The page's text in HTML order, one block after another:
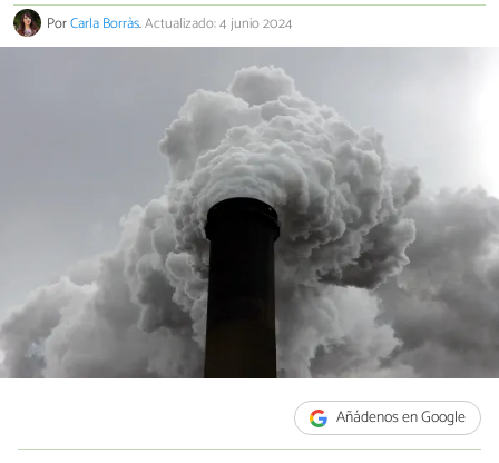
PorCarla Borràs.Actualizado: 4 junio 2024
Añádenos en Google